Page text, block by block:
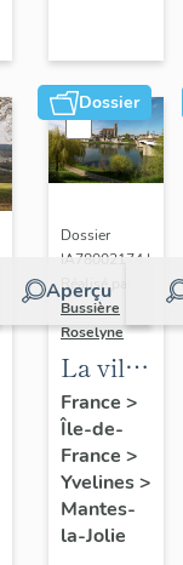
Dossier
Aperçu
Dossier
IA78002174 |
Réalisé par
Bussière
Roselyne
La ville
de
Mantes-
la-Jolie
France >
Île-de-
France >
Yvelines>
Mantes-
la-Jolie